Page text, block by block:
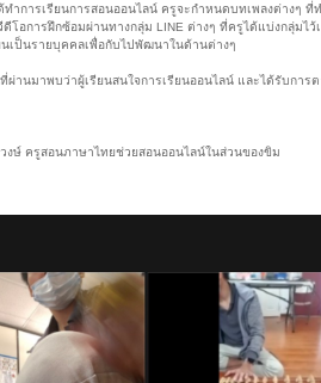
ำการเรียนการสอนออนไลน์ ครูจะกำหนดบทเพลงต่างๆ
โอการฝึกซ้อมผ่านทางกลุ่ม LINE ต่างๆ ที่ครูได้แบ่งกลุ่มไ
นเป็นรายบุคคลเพื่อกับไปพัฒนาในด้านต่างๆ
ผ่านมาพบว่าผู้เรียนสนใจการเรียนออนไลน์ และได้รับการ
ษ์ ครูสอนภาษาไทยช่วยสอนออนไลน์ในส่วนของขิม